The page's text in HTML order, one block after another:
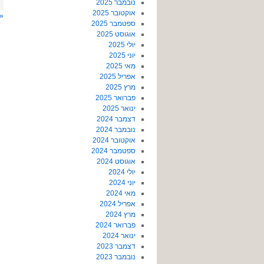
נובמבר 2025
אוקטובר 2025
ספטמבר 2025
אוגוסט 2025
יולי 2025
יוני 2025
מאי 2025
אפריל 2025
מרץ 2025
פברואר 2025
ינואר 2025
דצמבר 2024
נובמבר 2024
אוקטובר 2024
ספטמבר 2024
אוגוסט 2024
יולי 2024
יוני 2024
מאי 2024
אפריל 2024
מרץ 2024
פברואר 2024
ינואר 2024
דצמבר 2023
נובמבר 2023